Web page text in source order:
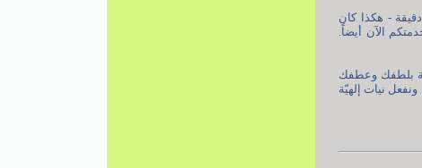
كبّرتم أيضاً. أسأل الله أن يوفّقكم جميعاً. طبعاً كنا قد استعددنا للتجوّل في هذا المعرض 45 دقيقة - هكذا كان
الآن أيضاً.
بلطفك وعطفك
نيات إلهيّة